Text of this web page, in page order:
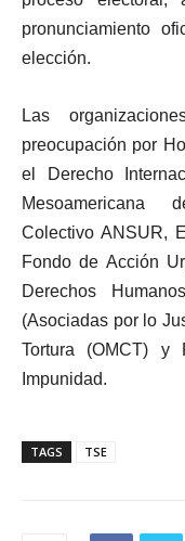
pronunciamiento
elección.
Las
preocupación por
el Derecho
Mesoamericana
Colectivo ANSUR,
Fondo de Acción
Derechos
(Asociadas por lo
Tortura (OMCT) y
Impunidad.
TAGS TSE